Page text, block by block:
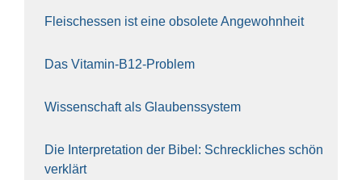
Fleisch­essen ist eine obso­le­te An‍ge‍wohn‍heit
Das Vit­amin-B12-Pro­blem
Wis­sen­schaft als Glau­bens­sys­tem
Die Inter­pre­ta­ti­on der Bibel: Schreck­li­ches schön
ver­klärt